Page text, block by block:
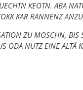
KEOTN. ABA
KAR RÄNNENZ
ZU MOSCHN, BIS
ODA NUTZ EINE ALTÄ